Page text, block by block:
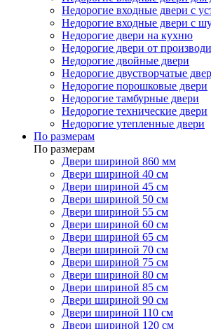
Недорогие входные двери с
Недорогие входные двери с
Недорогие двери на кухню
Недорогие двери от
Недорогие двойные двери
Недорогие двустворчатые
Недорогие порошковые двери
Недорогие тамбурные двери
Недорогие технические двери
Недорогие утепленные двери
По размерам
По размерам
Двери шириной 860 мм
Двери шириной 40 см
Двери шириной 45 см
Двери шириной 50 см
Двери шириной 55 см
Двери шириной 60 см
Двери шириной 65 см
Двери шириной 70 см
Двери шириной 75 см
Двери шириной 80 см
Двери шириной 85 см
Двери шириной 90 см
Двери шириной 110 см
Двери шириной 120 см